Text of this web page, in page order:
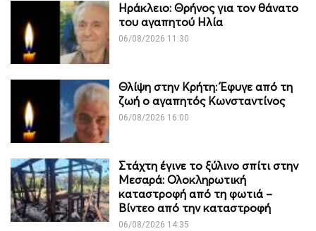
Ηράκλειο: Θρήνος για τον θάνατο
του αγαπητού Ηλία
06/08/2026 11:30
Θλίψη στην Κρήτη: Έφυγε από τη
ζωή ο αγαπητός Κωνσταντίνος
06/08/2026 16:00
Στάχτη έγινε το ξύλινο σπίτι στην
Μεσαρά: Ολοκληρωτική
καταστροφή από τη φωτιά –
Βίντεο από την καταστροφή
06/08/2026 14:35